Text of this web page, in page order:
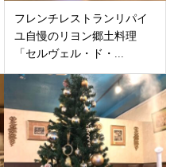
フレンチレストランリパイ
ユ自慢のリヨン郷土料理
「セルヴェル・ド・...